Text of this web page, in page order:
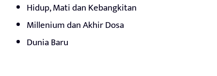
Hidup, Mati dan Kebangkitan
Millenium dan Akhir Dosa
Dunia Baru